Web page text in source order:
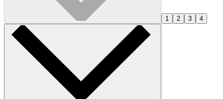
1 2 3 4